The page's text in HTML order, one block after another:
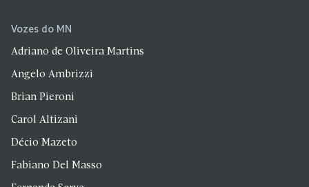
Vozes do MN
Adriano de Oliveira Martins
Angelo Ambrizzi
Brian Pieroni
Carol Altizani
Décio Mazeto
Fabiano Del Masso